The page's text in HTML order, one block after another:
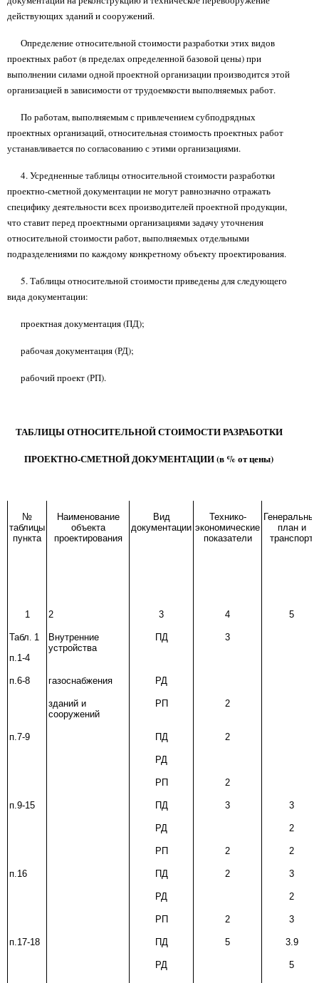
действующих зданий и сооружений.
Определение относительной стоимости разработки этих видов
проектных работ (в пределах определенной базовой цены) при
выполнении силами одной проектной организации производится этой
организацией в зависимости от трудоемкости выполняемых работ.
По работам, выполняемым с привлечением субподрядных
проектных организаций, относительная стоимость проектных работ
устанавливается по согласованию с этими организациями.
4. Усредненные таблицы относительной стоимости разработки
проектно-сметной документации не могут равнозначно отражать
специфику деятельности всех производителей проектной продукции,
что ставит перед проектными организациями задачу уточнения
относительной стоимости работ, выполняемых отдельными
подразделениями по каждому конкретному объекту проектирования.
5. Таблицы относительной стоимости приведены для следующего
вида документации:
проектная документация (ПД);
рабочая документация (РД);
рабочий проект (РП).
ТАБЛИЦЫ ОТНОСИТЕЛЬНОЙ СТОИМОСТИ РАЗРАБОТКИ
ПРОЕКТНО-СМЕТНОЙ ДОКУМЕНТАЦИИ (в % от цены)
№
таблицы
пункта
Наименование
объекта
проектирования
Вид
документации
Технико-
экономические
показатели
Генеральный
план и
транспорт
1 2 3 4 5
Табл. 1
п.1-4
Внутренние
устройства
ПД 3
п.6-8 газоснабжения РД
зданий и
сооружений
РП 2
п.7-9 ПД 2
РД
РП 2
п.9-15 ПД 3 3
РД 2
РП 2 2
п.16 ПД 2 3
РД 2
РП 2 3
п.17-18 ПД 5 3.9
РД 5